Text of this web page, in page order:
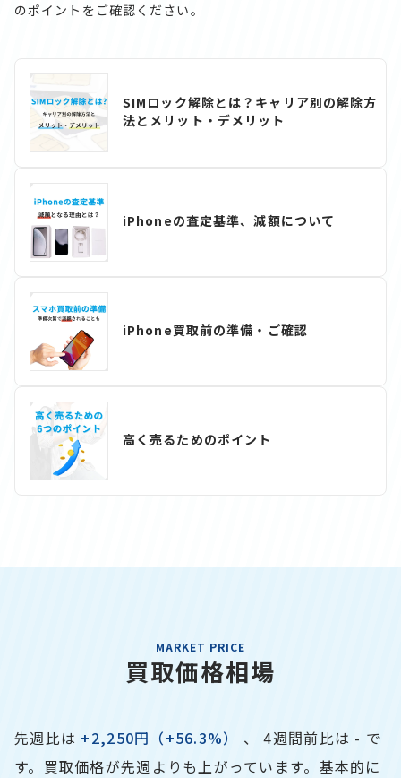
のポイントをご確認ください。
SIMロック解除とは？キャリア別の解除方
法とメリット・デメリット
iPhoneの査定基準、減額について
iPhone買取前の準備・ご確認
高く売るためのポイント
MARKET PRICE
買取価格相場
先週比は +2,250円（+56.3%） 、 4週間前比は - で
す。 買取価格が先週よりも上がっています。基本的に